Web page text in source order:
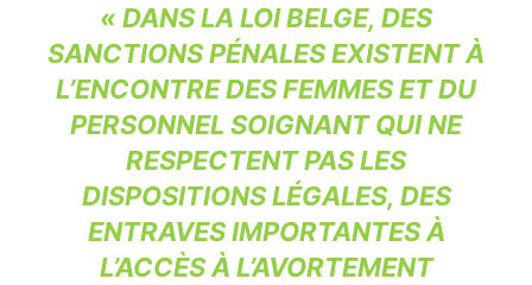
« DANS LA LOI BELGE, DES
SANCTIONS PÉNALES EXISTENT À
L’ENCONTRE DES FEMMES ET DU
PERSONNEL SOIGNANT QUI NE
RESPECTENT PAS LES
DISPOSITIONS LÉGALES, DES
ENTRAVES IMPORTANTES À
L’ACCÈS À L’AVORTEMENT